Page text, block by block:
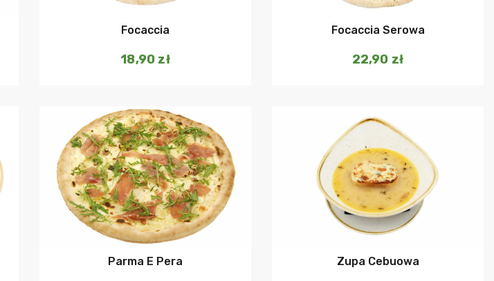
Focaccia
18,90 zł
Focaccia Serowa
22,90 zł
Dodaj do koszyka
Parma E Pera
Dodaj do koszyka
Zupa Cebuowa